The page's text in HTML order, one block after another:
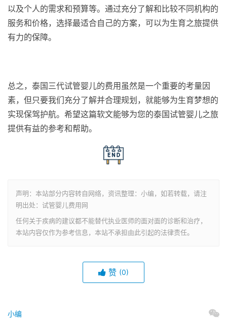
以及个人的需求和预算等。通过充分了解和比较不同机构的
服务和价格，选择最适合自己的方案，可以为生育之旅提供
有力的保障。
总之，泰国三代试管婴儿的费用虽然是一个重要的考量因
素，但只要我们充分了解并合理规划，就能够为生育梦想的
实现保驾护航。希望这篇软文能够为您的泰国试管婴儿之旅
提供有益的参考和帮助。
声明：本站部分内容转自网络，资讯整理：小编，如若转载，请注
明出处：试管婴儿费用网
任何关于疾病的建议都不能替代执业医师的面对面的诊断和治疗，
本站内容仅作为参考信息，本站不承担由此引起的法律责任。
赞 (0)
小编